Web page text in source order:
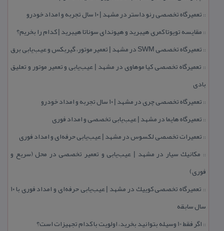
:: تعمیرگاه تخصصی رنو داستر در مشهد | ۱۰ سال تجربه و امداد خودرو
:: مقایسه تویوتا كمری هیبرید و هیوندای سوناتا هیبرید | كدام را بخریم؟
:: تعمیرگاه تخصصی SWM در مشهد | تعمیر موتور، گیربكس و عیب‌یابی برق
:: تعمیرگاه تخصصی كیا موهاوی در مشهد | عیب‌یابی و تعمیر موتور و تعلیق
بادی
:: تعمیرگاه تخصصی چری در مشهد | ۱۰ سال تجربه و امداد خودرو
:: تعمیرگاه هایما در مشهد | عیب‌یابی تخصصی و امداد فوری
:: تعمیرات تخصصی لكسوس در مشهد | عیب‌یابی حرفه‌ای و امداد فوری
:: مكانیك سیار در مشهد | عیب‌یابی و تعمیر تخصصی در محل (سریع و
فوری)
::
تعمیرگاه تخصصی كوییك در مشهد | عیب‌یابی حرفه‌ای و امداد فوری با ۱۰
سال سابقه
:: اگر فقط 10 وسیله بتوانید بخرید، اولویت با كدام تجهیزات است؟